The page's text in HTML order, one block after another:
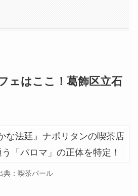
ェはここ！葛飾区立石
典：喫茶パール